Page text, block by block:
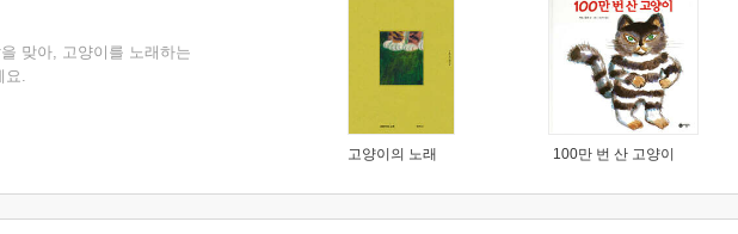
맞아, 고양이를 노래하는
요.
고양이의 노래 100만 번 산 고양이